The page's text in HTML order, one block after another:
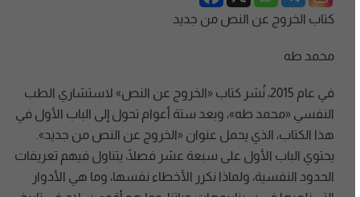
كتاب الخروج عن النص من جديد
محمد طه
في عام 2015، نُشر كتاب «الخروج عن النص» لاستشاري الطب
النفسي «محمد طه»، وبعد ستة أعوام تحول إلى الباب الأول في
هذا الكتاب، الذي يحمل عنوان «الخروج عن النص من جديد».
يحتوي الباب الأول على سبعة عشر فصلًا، يتناول فيهم تعريفات
الحدود النفسية، ولماذا نكرر الأخطاء نفسها، وما هي الأدوار